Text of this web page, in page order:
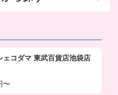
ェコダマ 東武百貨店池袋店
〜